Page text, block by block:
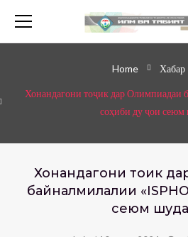
Home Хабар
Хонандагони тоҷик дар Олимпиадаи
соҳиби ду ҷои сеюм
Хонандагони тоҷик
байналмилалии
сеюм